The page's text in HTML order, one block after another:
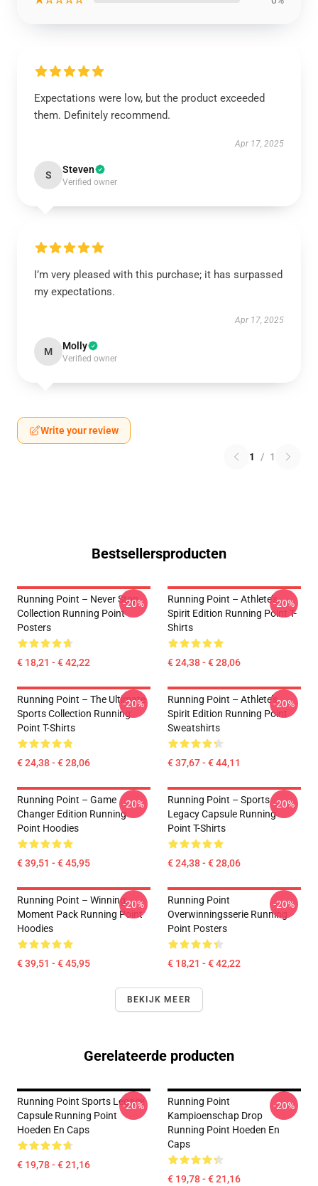
Expectations were low, but the product exceeded
them. Definitely recommend.
Apr 17, 2025
S Steven
Verified owner
I’m very pleased with this purchase; it has surpassed
my expectations.
Apr 17, 2025
M Molly
Verified owner
Write your review
1 / 1
Bestsellersproducten
Running Point – Never Stop
Collection Running Point
Posters
€ 18,21 - € 42,22
-20%
Running Point – Athlete’s
Spirit Edition Running Point T-
Shirts
€ 24,38 - € 28,06
-20%
Running Point – The Ultimate
Sports Collection Running
Point T-Shirts
€ 24,38 - € 28,06
-20%
Running Point – Athlete’s
Spirit Edition Running Point
Sweatshirts
€ 37,67 - € 44,11
-20%
Running Point – Game
Changer Edition Running
Point Hoodies
€ 39,51 - € 45,95
-20%
Running Point – Sports
Legacy Capsule Running
Point T-Shirts
€ 24,38 - € 28,06
-20%
Running Point – Winning
Moment Pack Running Point
Hoodies
€ 39,51 - € 45,95
-20%
Running Point
Overwinningsserie Running
Point Posters
€ 18,21 - € 42,22
-20%
BEKIJK MEER
Gerelateerde producten
Running Point Sports Legacy
Capsule Running Point
Hoeden En Caps
€ 19,78 - € 21,16
-20%
Running Point
Kampioenschap Drop
Running Point Hoeden En
Caps
€ 19,78 - € 21,16
-20%